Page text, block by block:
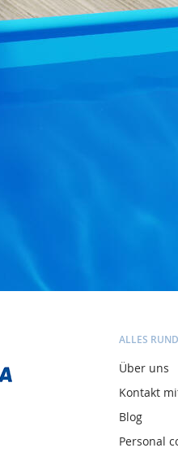
ALLES
Über uns
Kontakt
Blog
Personal